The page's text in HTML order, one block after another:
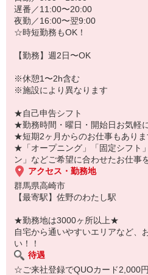
遅番／11:00〜20:00
夜勤／16:00〜翌9:00
☆時短勤務もOK！
【勤務】週2日〜OK
※休憩1〜2h含む
※施設により異なります
★自己申告シフト
★勤務時間・曜日・開始日お気軽
★短期2ヶ月からのお仕事もありま
★「オープニング」「固定シフト
ン」などご希望に合わせたお仕事
アクセス・勤務地
群馬県高崎市
【最寄駅】佐野のわたし駅
★勤務地は3000ヶ所以上★
自宅から通いやすいエリアなど、
い！！
待遇
☆ご来社登録でQUOカード2,000